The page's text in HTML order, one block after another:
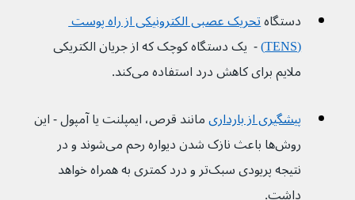
دستگاه تحریک عصبی الکترونیکی از راه پوست
(TENS)
-  یک دستگاه کوچک که از جریان الکتریکی
ملایم برای کاهش درد استفاده می‌کند.
پیشگیری از بارداری مانند قرص، ایمپلنت یا آمپول - این
روش‌ها باعث نازک شدن دیواره رحم می‌شوند و در
نتیجه پریودی سبک‌تر و درد کمتری به همراه خواهد